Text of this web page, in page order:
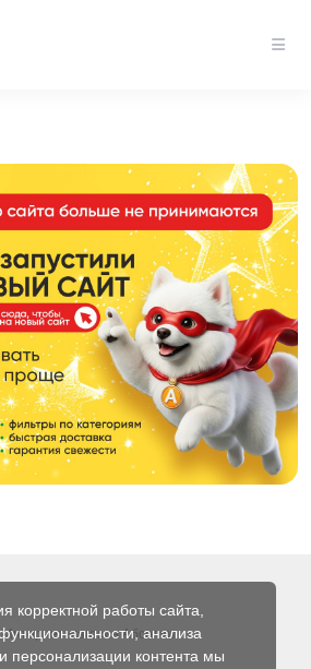
магазин Абсолют
корректной работы сайта,
анализа
персонализации контента мы